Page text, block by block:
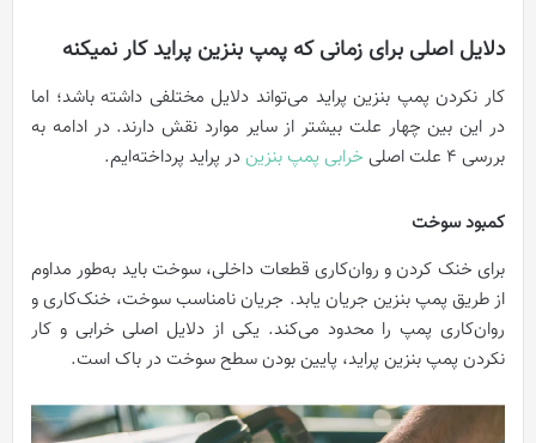
دلایل اصلی برای زمانی که پمپ بنزین پراید کار نمیکنه
کار نکردن پمپ بنزین پراید می‌تواند دلایل مختلفی داشته باشد؛ اما
در این بین چهار علت بیشتر از سایر موارد نقش دارند. در ادامه به
بررسی 4 علت اصلی
خرابی پمپ بنزیندر پراید پرداخته‌ایم.
کمبود سوخت
برای خنک کردن و روان‌کاری قطعات داخلی، سوخت باید به‌طور مداوم
از طریق پمپ بنزین جریان یابد. جریان نامناسب سوخت، خنک‌کاری و
روان‌کاری پمپ را محدود می‌کند. یکی از دلایل اصلی خرابی و کار
نکردن پمپ بنزین پراید، پایین بودن سطح سوخت در باک است.